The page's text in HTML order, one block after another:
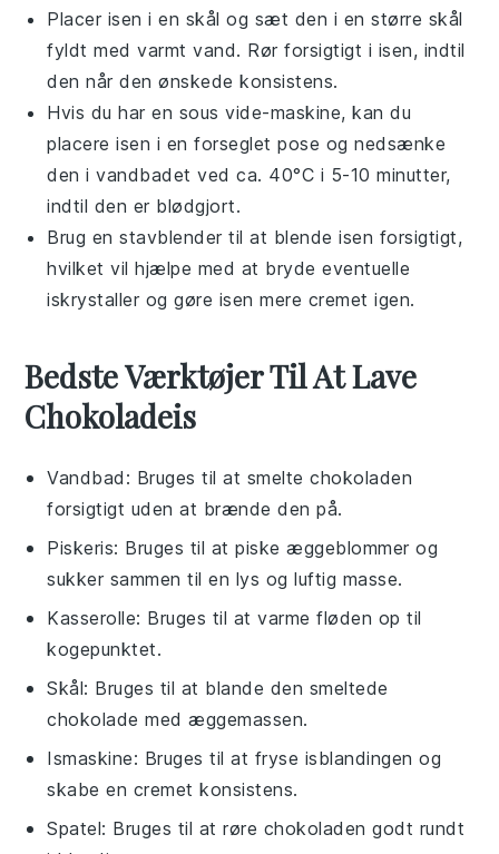
Placer isen i en skål og sæt den i en større skål
fyldt med varmt vand. Rør forsigtigt i isen, indtil
den når den ønskede konsistens.
Hvis du har en sous vide-maskine, kan du
placere isen i en forseglet pose og nedsænke
den i vandbadet ved ca. 40°C i 5-10 minutter,
indtil den er blødgjort.
Brug en stavblender til at blende isen forsigtigt,
hvilket vil hjælpe med at bryde eventuelle
iskrystaller og gøre isen mere cremet igen.
Bedste Værktøjer Til At Lave
Chokoladeis
Vandbad : Bruges til at smelte chokoladen
forsigtigt uden at brænde den på.
Piskeris: Bruges til at piske æggeblommer og
sukker sammen til en lys og luftig masse.
Kasserolle: Bruges til at varme fløden op til
kogepunktet.
Skål: Bruges til at blande den smeltede
chokolade med æggemassen.
Ismaskine: Bruges til at fryse isblandingen og
skabe en cremet konsistens.
Spatel: Bruges til at røre chokoladen godt rundt